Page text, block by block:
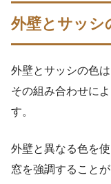
外壁とサッシ
外壁とサッシの色は
その組み合わせに
す。
外壁と異なる色を
窓を強調することが